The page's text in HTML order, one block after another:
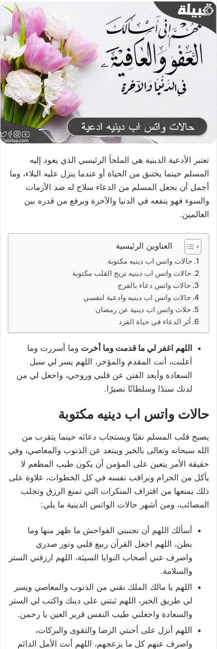
تعتبر الأدعية الدينية هي الملجأ الرئيسي الذي يعود إليه
المسلم حينما يختنق من الحياة أو عندما ينزل عليه البلاء، وما
أجمل أن يجعل المسلم من الدعاء سلاح له ضد الأزمات
والسوء فهو ينفعه في الدنيا والآخرة ويرفع من قدره بين
العالمين.
العناوين الرئيسية
حالات واتس اب دينيه مكتوبة
حالات واتس اب دينيه تريح القلب مكتوبة
حالات واتس دعاء بالفرج
حالات واتس اب دينيه وادعية لنفسي
حلات واتس اب دينية عن رمضان
أثر الدعاء في حياة الفرد
اللهم اغفر لي ما قدمت وما أخرت وما أسررت وما
أعلنت، أنت المقدم والمؤخر، اللهم يسر لي سبل
السعادة وأبعد الفتن عن قلبي وروحي، واجعل لي من
لدنك سندًا وسلطانًا نصيرًا.
حالات واتس اب دينيه مكتوبة
يصبح قلب المسلم نقيًا ويستجاب دعائه حينما يتقرب من
الله سبحانه وتعالى بالخير ويبتعد عن الذنوب والمعاصي، وفي
حقيقة الأمر يتعين على المؤمن أن يكون طيب المطعم لا
يأكل من الحرام ويراقب نفسه في كل الخطوات، علاوة على
ذلك يمنعها من اقتراف المنكرات التي تمنع الرزق وتجلب
المصائب، ومن أشهر حالات الواتس الدينية ما يلي:
أسألك اللهم أن تجنبني الفواحش ما ظهر منها وما
بطن، اللهم اجعل القرآن ربيع قلبي ونور صدري
واصرف عني أصحاب النوايا السيئة، اللهم ارزقني الستر
والسلامة.
اللهم يا مالك الملك نقني من الذنوب والمعاصي ويسر
لي طريق الخير، اللهم ثبتني على دينك واكتب لي الستر
والسعادة واجعلني طيب النفس قرير العين يا رحمن.
اللهم أنزل على أحبتي الرضا والتقوى والبركات،
واصرف عنهم كل ما يزعجهم، اللهم أنت الأمل الدائم